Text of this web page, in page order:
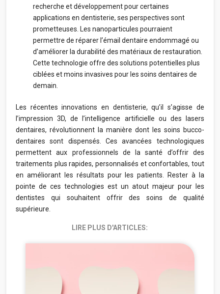
recherche et développement pour certaines
applications en dentisterie, ses perspectives sont
prometteuses. Les nanoparticules pourraient
permettre de réparer l’émail dentaire endommagé ou
d’améliorer la durabilité des matériaux de restauration.
Cette technologie offre des solutions potentielles plus
ciblées et moins invasives pour les soins dentaires de
demain.
Les récentes innovations en dentisterie, qu’il s’agisse de
l’impression 3D, de l’intelligence artificielle ou des lasers
dentaires, révolutionnent la manière dont les soins bucco-
dentaires sont dispensés. Ces avancées technologiques
permettent aux professionnels de la santé d’offrir des
traitements plus rapides, personnalisés et confortables, tout
en améliorant les résultats pour les patients. Rester à la
pointe de ces technologies est un atout majeur pour les
dentistes qui souhaitent offrir des soins de qualité
supérieure.
LIRE PLUS D'ARTICLES: